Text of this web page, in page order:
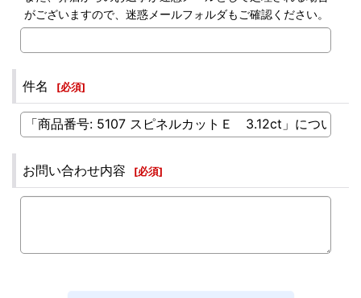
がございますので、迷惑メールフォルダもご確認ください。
件名 [必須]
お問い合わせ内容 [必須]